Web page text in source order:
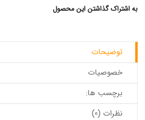
به اشتراک گذاشتن این محصول
توضیحات
خصوصیات
برچسب ها:
نظرات (0)